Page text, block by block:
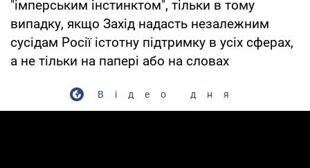
"імперським інстинктом", тільки в тому
випадку, якщо Захід надасть незалежним
сусідам Росії істотну підтримку в усіх сферах,
а не тільки на папері або на словах
Відео дня